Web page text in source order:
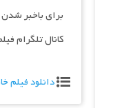
برای باخبر شدن
کانال تلگرام
دانلود فیلم